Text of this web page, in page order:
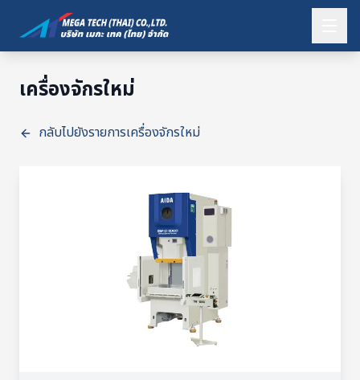
เครื่องจักรใหม่
กลับไปยังรายการเครื่องจักรใหม่